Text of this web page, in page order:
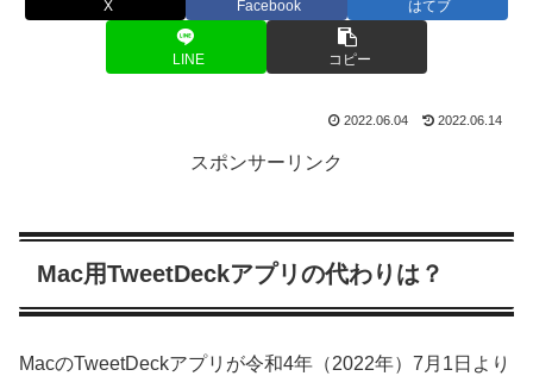
X Facebook はてブ
LINE コピー
2022.06.04 2022.06.14
スポンサーリンク
Mac用TweetDeckアプリの代わりは？
MacのTweetDeckアプリが令和4年（2022年）7月1日より